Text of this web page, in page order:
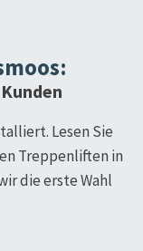
:
Lesen Sie
Treppenliften in
die erste Wahl